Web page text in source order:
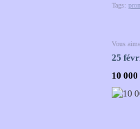
Tags:
Vous
25
10 000